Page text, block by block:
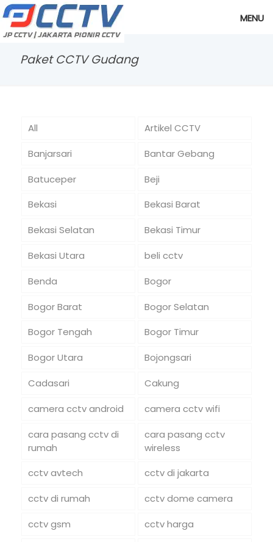
MENU
Paket CCTV Gudang
All
Artikel CCTV
Banjarsari
Bantar Gebang
Batuceper
Beji
Bekasi
Bekasi Barat
Bekasi Selatan
Bekasi Timur
Bekasi Utara
beli cctv
Benda
Bogor
Bogor Barat
Bogor Selatan
Bogor Tengah
Bogor Timur
Bogor Utara
Bojongsari
Cadasari
Cakung
camera cctv android
camera cctv wifi
cara pasang cctv di
rumah
cara pasang cctv
wireless
cctv avtech
cctv di jakarta
cctv di rumah
cctv dome camera
cctv gsm
cctv harga